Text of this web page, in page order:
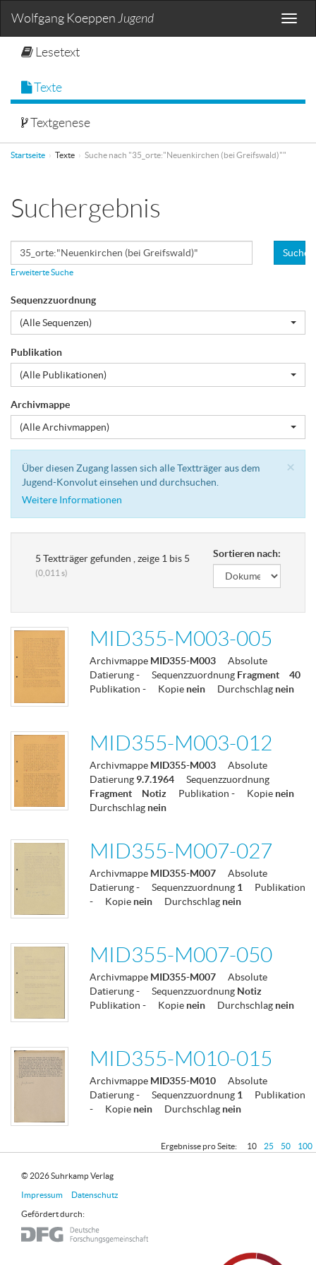
Toggle
Wolfgang Koeppen Jugend
Lesetext
Texte
Textgenese
Startseite Texte Suche nach "35_orte:"Neuenkirchen (bei Greifswald)""
Suchergebnis
Suchen
Erweiterte Suche
Sequenzzuordnung
(Alle Sequenzen)
Publikation
(Alle Publikationen)
Archivmappe
(Alle Archivmappen)
×
Über diesen Zugang lassen sich alle Textträger aus dem
Jugend-Konvolut einsehen und durchsuchen.
Weitere Informationen
5 Textträger gefunden , zeige 1 bis 5
(0,011 s)
Sortieren nach:
MID355-M003-005
Archivmappe MID355-M003
Absolute
Datierung- Sequenzzuordnung Fragment
40
Publikation - Kopie nein Durchschlag nein
MID355-M003-012
Archivmappe MID355-M003
Absolute
Datierung 9.7.1964
Sequenzzuordnung
Fragment
Notiz Publikation - Kopie nein
Durchschlag nein
MID355-M007-027
Archivmappe MID355-M007
Absolute
Datierung- Sequenzzuordnung 1
Publikation
-
Kopie nein Durchschlag nein
MID355-M007-050
Archivmappe MID355-M007
Absolute
Datierung- Sequenzzuordnung Notiz
Publikation - Kopie nein Durchschlag nein
MID355-M010-015
Archivmappe MID355-M010
Absolute
Datierung- Sequenzzuordnung 1
Publikation
-
Kopie nein Durchschlag nein
Ergebnisse pro Seite: 10 25 50 100
© 2026 Suhrkamp Verlag
Impressum Datenschutz
Gefördert durch: